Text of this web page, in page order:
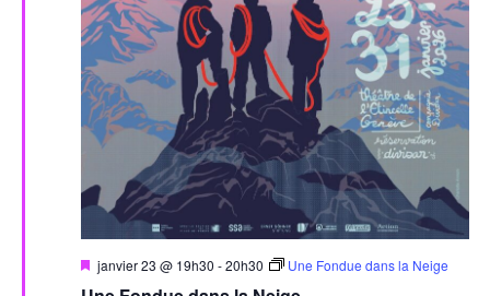
Mis
janvier 23 @ 19h30 -20h30 Une Fondue dans la Neige